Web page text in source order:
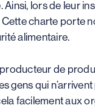
lors de leur
Cette charte porte
alimentaire.
de
gens qui
facilement aux